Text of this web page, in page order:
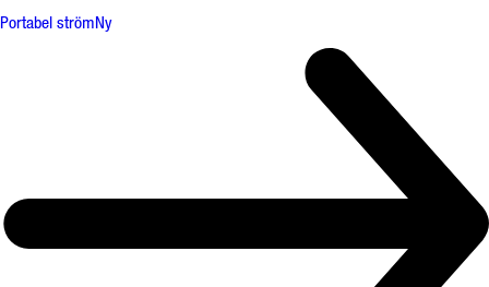
Portabel strömNy